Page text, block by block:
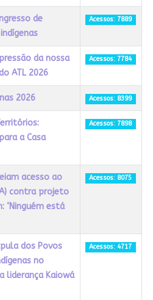
de
Acessos: 7889
da nossa
ATL 2026
Acessos: 7784
2026 Acessos: 8399
a Casa
Acessos: 7898
acesso ao
contra projeto
‘Ninguém está
Acessos: 8075
dos Povos
no
liderança Kaiowá
Acessos: 4717